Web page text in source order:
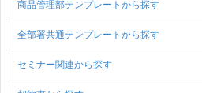
商品管理部テンプレートから探す
全部署共通テンプレートから探す
セミナー関連から探す